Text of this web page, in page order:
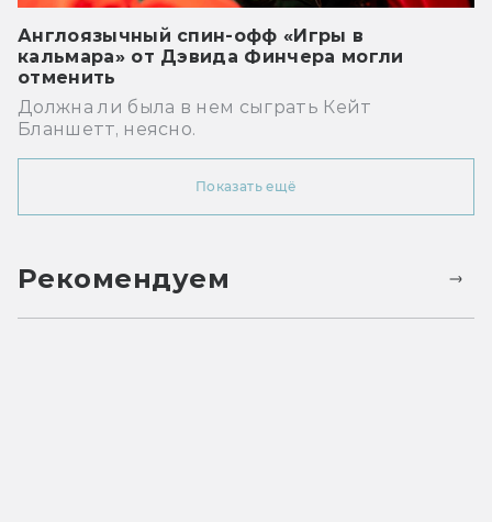
Англоязычный спин-офф «Игры в
кальмара» от Дэвида Финчера могли
отменить
Должна ли была в нем сыграть Кейт
Бланшетт, неясно.
Показать ещё
Рекомендуем